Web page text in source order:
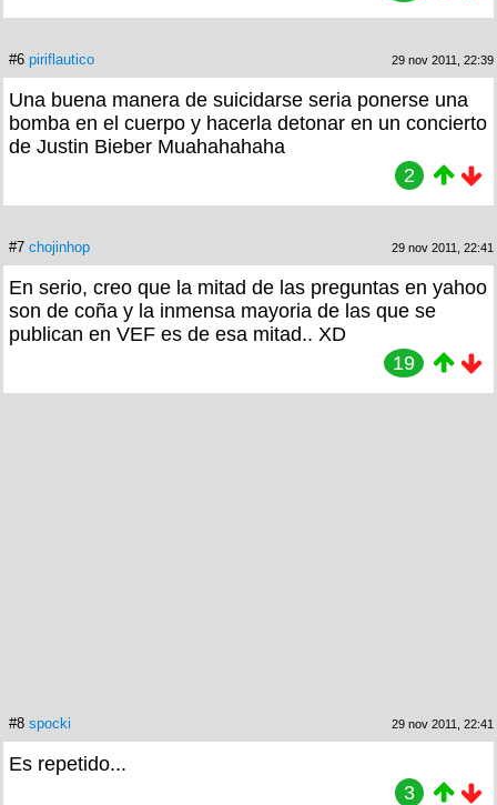
#6 piriflautico 29 nov 2011, 22:39
Una buena manera de suicidarse seria ponerse una
bomba en el cuerpo y hacerla detonar en un concierto
de Justin Bieber Muahahahaha
2
#7 chojinhop 29 nov 2011, 22:41
En serio, creo que la mitad de las preguntas en yahoo
son de coña y la inmensa mayoria de las que se
publican en VEF es de esa mitad.. XD
19
#8 spocki 29 nov 2011, 22:41
Es repetido...
3